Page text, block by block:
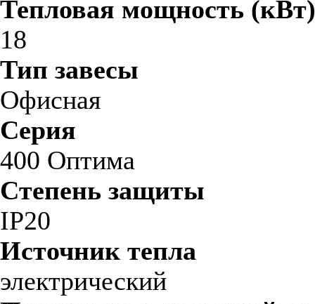
Тепловая мощность (кВт)
18
Тип завесы
Офисная
Серия
400 Оптима
Степень защиты
IP20
Источник тепла
электрический